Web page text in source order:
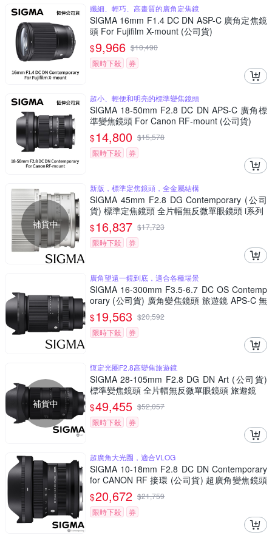
纖細、輕巧、高畫質的廣角定焦鏡
SIGMA 16mm F1.4 DC DN ASP-C 廣角定焦鏡
頭 For Fujifilm X-mount (公司貨)
$9,966 $10,490
限時下殺
券
超小、輕便和明亮的標準變焦鏡頭
SIGMA 18-50mm F2.8 DC DN APS-C 廣角標
準變焦鏡頭 For Canon RF-mount (公司貨)
$14,800 $15,578
限時下殺
券
補貨中
新版，標準定焦鏡頭，全金屬結構
SIGMA 45mm F2.8 DG Contemporary (公司
貨) 標準定焦鏡頭 全片幅無反微單眼鏡頭 i系列
$16,837 $17,723
限時下殺
券
廣角望遠一鏡到底，適合各種場景
SIGMA 16-300mm F3.5-6.7 DC OS Contemp
orary (公司貨) 廣角變焦鏡頭 旅遊鏡 APS-C 無
反微單眼鏡頭
$19,563 $20,592
限時下殺
券
補貨中
恆定光圈F2.8高變焦旅遊鏡
SIGMA 28-105mm F2.8 DG DN Art (公司貨)
標準變焦鏡頭 全片幅無反微單眼鏡頭 旅遊鏡
$49,455 $52,057
限時下殺
券
超廣角大光圈，適合VLOG
SIGMA 10-18mm F2.8 DC DN Contemporary
for CANON RF 接環 (公司貨) 超廣角變焦鏡頭
APS-C 無反微單眼鏡頭
$20,672 $21,759
限時下殺
券